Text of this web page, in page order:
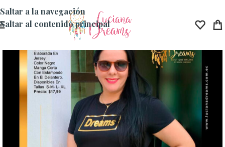
Saltar a la navegación
Saltar al contenido principal